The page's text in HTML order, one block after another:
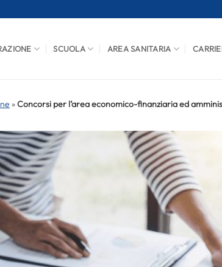
SCUOLA AREA SANITARIA
»Concorsi per l’area economico-finanziaria ed